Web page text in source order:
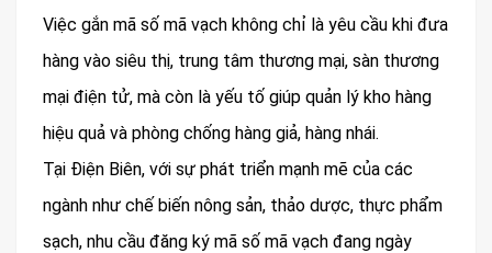
Việc gắn mã số mã vạch không chỉ là yêu cầu khi đưa
hàng vào siêu thị, trung tâm thương mại, sàn thương
mại điện tử, mà còn là yếu tố giúp quản lý kho hàng
hiệu quả và phòng chống hàng giả, hàng nhái.
Tại Điện Biên, với sự phát triển mạnh mẽ của các
ngành như chế biến nông sản, thảo dược, thực phẩm
sạch, nhu cầu đăng ký mã số mã vạch đang ngày